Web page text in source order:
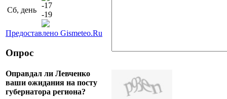
Сб, день
-17
-19
Предоставлено Gismeteo.Ru
Опрос
Оправдал ли Левченко
ваши ожидания на посту
губернатора региона?